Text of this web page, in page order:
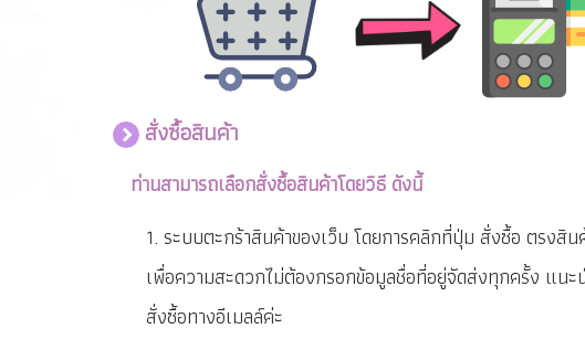
สั่งซื้อสินค้า
ท่านสามารถเลือกสั่งซื้อสินค้าโดยวิธี ดังนี้
1. ระบบตะกร้าสินค้าของเว็บ โดยการคลิกที่ปุ่ม สั่งซื้อ ตรงสิ
เพื่อความสะดวกไม่ต้องกรอกข้อมูลชื่อที่อยู่จัดส่งทุกครั้ง แน
สั่งซื้อทางอีเมลล์ค่ะ